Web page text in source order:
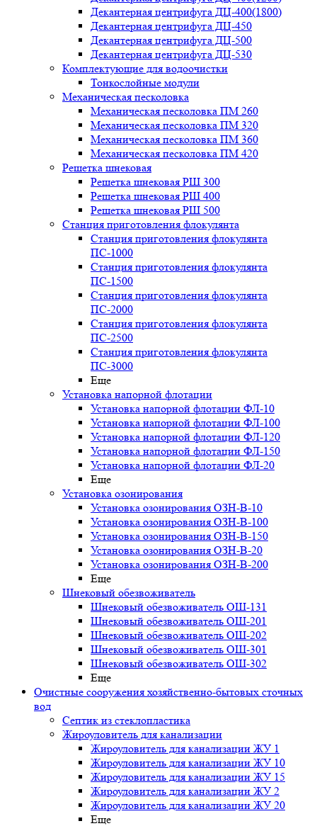
Декантерная центрифуга ДЦ-400(1800)
Декантерная центрифуга ДЦ-450
Декантерная центрифуга ДЦ-500
Декантерная центрифуга ДЦ-530
Комплектующие для водоочистки
Тонкослойные модули
Механическая песколовка
Механическая песколовка ПM 260
Механическая песколовка ПM 320
Механическая песколовка ПM 360
Механическая песколовка ПM 420
Решетка шнековая
Решетка шнековая РШ 300
Решетка шнековая РШ 400
Решетка шнековая РШ 500
Станция приготовления флокулянта
Станция приготовления флокулянта
ПС-1000
Станция приготовления флокулянта
ПС-1500
Станция приготовления флокулянта
ПС-2000
Станция приготовления флокулянта
ПС-2500
Станция приготовления флокулянта
ПС-3000
Еще
Установка напорной флотации
Установка напорной флотации ФЛ-10
Установка напорной флотации ФЛ-100
Установка напорной флотации ФЛ-120
Установка напорной флотации ФЛ-150
Установка напорной флотации ФЛ-20
Еще
Установка озонирования
Установка озонирования ОЗН-В-10
Установка озонирования ОЗН-В-100
Установка озонирования ОЗН-В-150
Установка озонирования ОЗН-В-20
Установка озонирования ОЗН-В-200
Еще
Шнековый обезвоживатель
Шнековый обезвоживатель ОШ-131
Шнековый обезвоживатель ОШ-201
Шнековый обезвоживатель ОШ-202
Шнековый обезвоживатель ОШ-301
Шнековый обезвоживатель ОШ-302
Еще
Очистные сооружения хозяйственно-бытовых сточных
вод
Септик из стеклопластика
Жироуловитель для канализации
Жироуловитель для канализации ЖУ 1
Жироуловитель для канализации ЖУ 10
Жироуловитель для канализации ЖУ 15
Жироуловитель для канализации ЖУ 2
Жироуловитель для канализации ЖУ 20
Еще